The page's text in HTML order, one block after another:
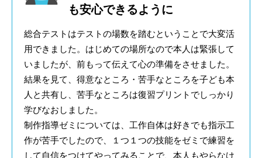
も安心できるように
総合テストはテストの場数を踏むということで大変活
用できました。はじめての場所なので本人は緊張して
いましたが、前もって伝えて心の準備をさせました。
結果を見て、得意なところ・苦手なところを子ども本
人と共有し、苦手なところは復習プリントでしっかり
学びなおしました。
制作指導ゼミについては、工作自体は好きでも指示工
作が苦手でしたので、１つ１つの技能をゼミで練習を
して自信をつけてやってみることで、本人もやらなけ